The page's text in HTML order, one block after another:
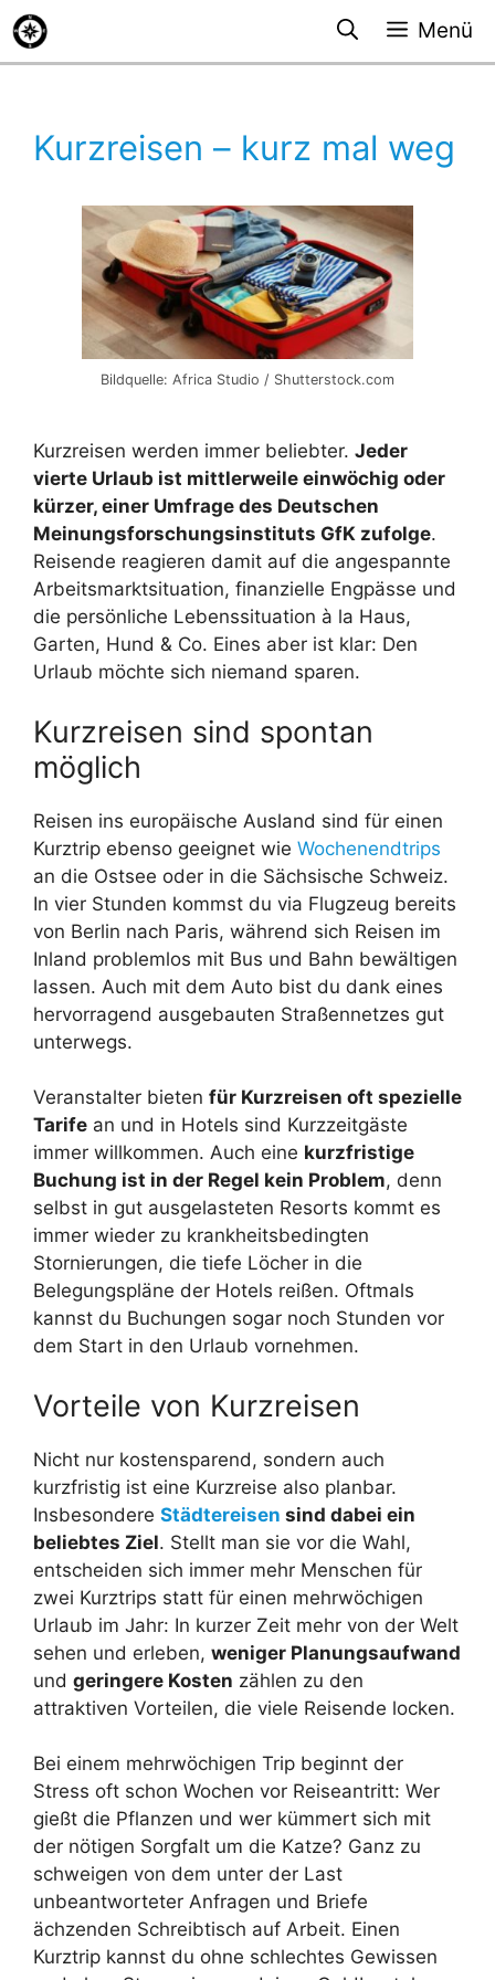
Zum
Inhalt
springen
Menü
Kurzreisen – kurz mal weg
Bildquelle: Africa Studio / Shutterstock.com
Kurzreisen werden immer beliebter. Jeder
vierte Urlaub ist mittlerweile einwöchig oder
kürzer, einer Umfrage des Deutschen
Meinungsforschungsinstituts GfK zufolge.
Reisende reagieren damit auf die angespannte
Arbeitsmarktsituation, finanzielle Engpässe und
die persönliche Lebenssituation à la Haus,
Garten, Hund & Co. Eines aber ist klar: Den
Urlaub möchte sich niemand sparen.
Kurzreisen sind spontan
möglich
Reisen ins europäische Ausland sind für einen
Kurztrip ebenso geeignet wie Wochenendtrips
an die Ostsee oder in die Sächsische Schweiz.
In vier Stunden kommst du via Flugzeug bereits
von Berlin nach Paris, während sich Reisen im
Inland problemlos mit Bus und Bahn bewältigen
lassen. Auch mit dem Auto bist du dank eines
hervorragend ausgebauten Straßennetzes gut
unterwegs.
Veranstalter bieten für Kurzreisen oft spezielle
Tarife an und in Hotels sind Kurzzeitgäste
immer willkommen. Auch eine kurzfristige
Buchung ist in der Regel kein Problem, denn
selbst in gut ausgelasteten Resorts kommt es
immer wieder zu krankheitsbedingten
Stornierungen, die tiefe Löcher in die
Belegungspläne der Hotels reißen. Oftmals
kannst du Buchungen sogar noch Stunden vor
dem Start in den Urlaub vornehmen.
Vorteile von Kurzreisen
Nicht nur kostensparend, sondern auch
kurzfristig ist eine Kurzreise also planbar.
Insbesondere Städtereisen sind dabei ein
beliebtes Ziel. Stellt man sie vor die Wahl,
entscheiden sich immer mehr Menschen für
zwei Kurztrips statt für einen mehrwöchigen
Urlaub im Jahr: In kurzer Zeit mehr von der Welt
sehen und erleben, weniger Planungsaufwand
und geringere Kosten zählen zu den
attraktiven Vorteilen, die viele Reisende locken.
Bei einem mehrwöchigen Trip beginnt der
Stress oft schon Wochen vor Reiseantritt: Wer
gießt die Pflanzen und wer kümmert sich mit
der nötigen Sorgfalt um die Katze? Ganz zu
schweigen von dem unter der Last
unbeantworteter Anfragen und Briefe
ächzenden Schreibtisch auf Arbeit. Einen
Kurztrip kannst du ohne schlechtes Gewissen